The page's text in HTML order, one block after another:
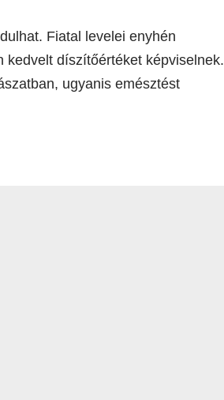
Fiatal levelei enyhén
kedvelt díszítőértéket képviselnek.
ugyanis emésztést